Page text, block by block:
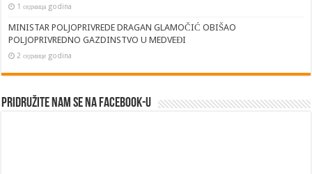
1 седмица godina
MINISTAR POLJOPRIVREDE DRAGAN GLAMOČIĆ OBIŠAO
POLJOPRIVREDNO GAZDINSTVO U MEDVEĐI
2 седмице godina
Pridružite nam se na Facebook-u